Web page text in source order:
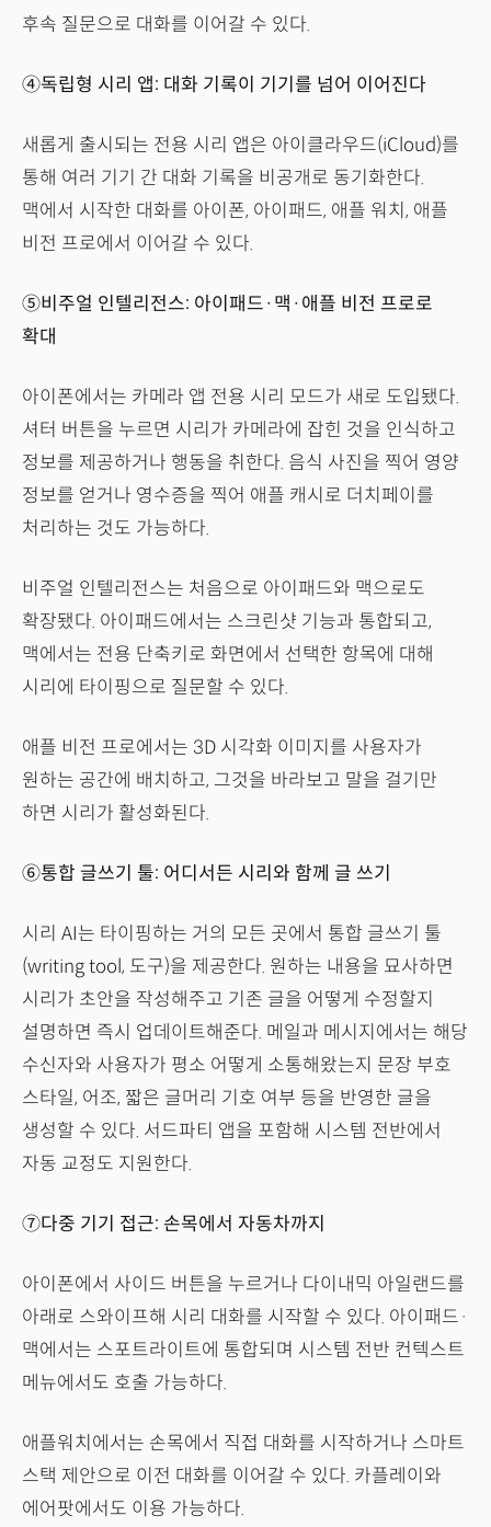
후속 질문으로 대화를 이어갈 수 있다.
④독립형 시리 앱: 대화 기록이 기기를 넘어 이어진다
새롭게 출시되는 전용 시리 앱은 아이클라우드(iCloud)를
통해 여러 기기 간 대화 기록을 비공개로 동기화한다.
맥에서 시작한 대화를 아이폰, 아이패드, 애플 워치, 애플
비전 프로에서 이어갈 수 있다.
⑤비주얼 인텔리전스: 아이패드·맥·애플 비전 프로로
확대
아이폰에서는 카메라 앱 전용 시리 모드가 새로 도입됐다.
셔터 버튼을 누르면 시리가 카메라에 잡힌 것을 인식하고
정보를 제공하거나 행동을 취한다. 음식 사진을 찍어 영양
정보를 얻거나 영수증을 찍어 애플 캐시로 더치페이를
처리하는 것도 가능하다.
비주얼 인텔리전스는 처음으로 아이패드와 맥으로도
확장됐다. 아이패드에서는 스크린샷 기능과 통합되고,
맥에서는 전용 단축키로 화면에서 선택한 항목에 대해
시리에 타이핑으로 질문할 수 있다.
애플 비전 프로에서는 3D 시각화 이미지를 사용자가
원하는 공간에 배치하고, 그것을 바라보고 말을 걸기만
하면 시리가 활성화된다.
⑥통합 글쓰기 툴: 어디서든 시리와 함께 글 쓰기
시리 AI는 타이핑하는 거의 모든 곳에서 통합 글쓰기 툴
(writing tool, 도구)을 제공한다. 원하는 내용을 묘사하면
시리가 초안을 작성해주고 기존 글을 어떻게 수정할지
설명하면 즉시 업데이트해준다. 메일과 메시지에서는 해당
수신자와 사용자가 평소 어떻게 소통해왔는지 문장 부호
스타일, 어조, 짧은 글머리 기호 여부 등을 반영한 글을
생성할 수 있다. 서드파티 앱을 포함해 시스템 전반에서
자동 교정도 지원한다.
⑦다중 기기 접근: 손목에서 자동차까지
아이폰에서 사이드 버튼을 누르거나 다이내믹 아일랜드를
아래로 스와이프해 시리 대화를 시작할 수 있다. 아이패드·
맥에서는 스포트라이트에 통합되며 시스템 전반 컨텍스트
메뉴에서도 호출 가능하다.
애플워치에서는 손목에서 직접 대화를 시작하거나 스마트
스택 제안으로 이전 대화를 이어갈 수 있다. 카플레이와
에어팟에서도 이용 가능하다.